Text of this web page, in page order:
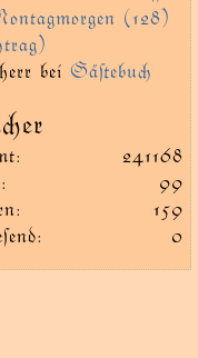
(128)
bei Gäﬅebu
241168
99
159
0